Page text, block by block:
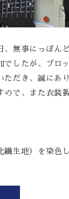
無事にっぽん
でしたが、ブロ
だき、誠にあ
ので、また衣装
生地）を染色